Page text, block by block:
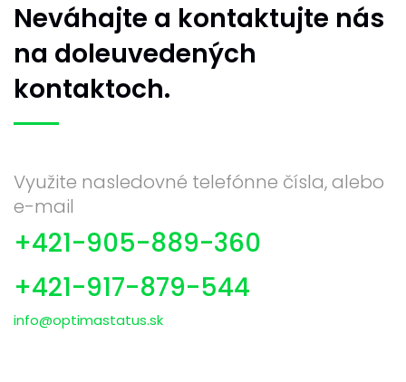
Neváhajte a kontaktujte nás
na doleuvedených
kontaktoch.
Využite nasledovné telefónne čísla, alebo
e-mail
+421-905-889-360
+421-917-879-544
info@optimastatus.sk